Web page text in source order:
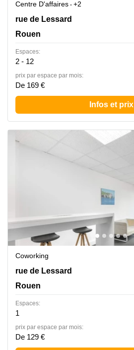
Centre D'affaires
+2
72 rue de Lessard, Rouen
rue de Lessard
Rouen
Espaces:
2 - 12
prix par espace par mois:
De 169 €
Infos et prix
Coworking
72 rue de Lessard, Rouen
rue de Lessard
Rouen
Espaces:
1
prix par espace par mois:
De 129 €